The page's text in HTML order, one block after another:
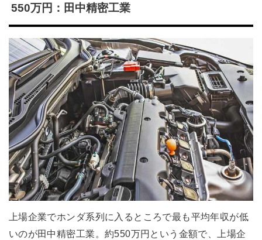
550万円：田中精密工業
上場企業でホンダ系列に入るところで最も平均年収が低
いのが田中精密工業。約550万円という金額で、上場企